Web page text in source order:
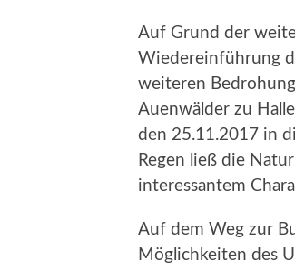
Auf Grund der
Wiedereinführung
weiteren
Auenwälder zu
den 25.11.2017 in
Regen ließ die
interessantem
Auf dem Weg zur
Möglichkeiten des